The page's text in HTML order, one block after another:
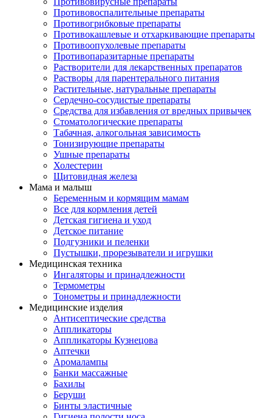
Противовоспалительные препараты
Противогрибковые препараты
Противокашлевые и отхаркивающие препараты
Противоопухолевые препараты
Противопаразитарные препараты
Растворители для лекарственных препаратов
Растворы для парентерального питания
Растительные, натуральные препараты
Сердечно-сосудистые препараты
Средства для избавления от вредных привычек
Стоматологические препараты
Табачная, алкогольная зависимость
Тонизирующие препараты
Ушные препараты
Холестерин
Щитовидная железа
Мама и малыш
Беременным и кормящим мамам
Все для кормления детей
Детская гигиена и уход
Детское питание
Подгузники и пеленки
Пустышки, прорезыватели и игрушки
Медицинская техника
Ингаляторы и принадлежности
Термометры
Тонометры и принадлежности
Медицинские изделия
Антисептические средства
Аппликаторы
Аппликаторы Кузнецова
Аптечки
Аромалампы
Банки массажные
Бахилы
Беруши
Бинты эластичные